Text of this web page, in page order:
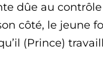
dûe au
côté, le jeune
(Prince)